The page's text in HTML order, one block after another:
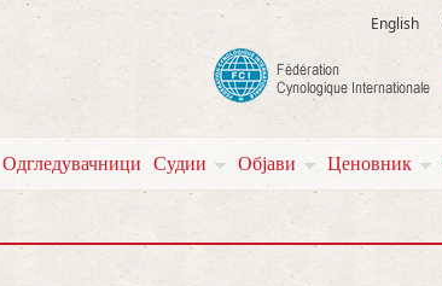
English
Одгледувачници Судии Објави Ценовник